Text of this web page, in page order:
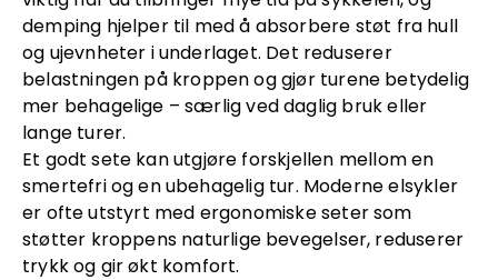
demping hjelper til med å absorbere støt fra hull
og ujevnheter i underlaget. Det reduserer
belastningen på kroppen og gjør turene betydelig
mer behagelige – særlig ved daglig bruk eller
lange turer.
Et godt sete kan utgjøre forskjellen mellom en
smertefri og en ubehagelig tur. Moderne elsykler
er ofte utstyrt med ergonomiske seter som
støtter kroppens naturlige bevegelser, reduserer
trykk og gir økt komfort.